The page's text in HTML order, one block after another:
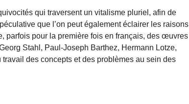
qui traversent un vitalisme pluriel, afin de
que l’on peut également éclairer les raisons
parfois pour la première fois en français, des œuvres
Stahl, Paul-Joseph Barthez, Hermann Lotze,
des concepts et des problèmes au sein des